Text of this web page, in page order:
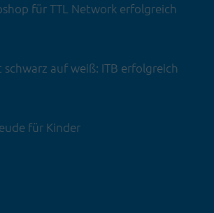
für TTL Network erfolgreich
auf weiß: ITB erfolgreich
für Kinder